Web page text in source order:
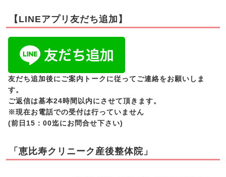
【LINEアプリ友だち追加】
友だち追加後にご案内トークに従ってご連絡をお願いしま
す。
ご返信は基本24時間以内にさせて頂きます。
※現在お電話での受付は行っていません
(前日15：00迄にお問合せ下さい)
「恵比寿クリニーク産後整体院」